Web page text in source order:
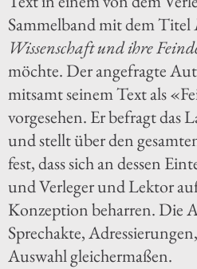
Sammelband mit dem Titel
Wissenschaft und ihre
möchte. Der angefragte
mitsamt seinem Text als
vorgesehen. Er befragt das
und stellt über den
fest, dass sich an dessen
und Verleger und Lektor
Konzeption beharren. Die
Sprechakte,
Auswahl gleichermaßen.